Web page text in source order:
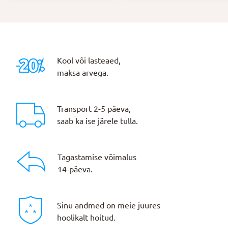
Kool või lasteaed,
maksa arvega.
Transport 2-5 päeva,
saab ka ise järele tulla.
Tagastamise võimalus
14-päeva.
Sinu andmed on meie juures
hoolikalt hoitud.